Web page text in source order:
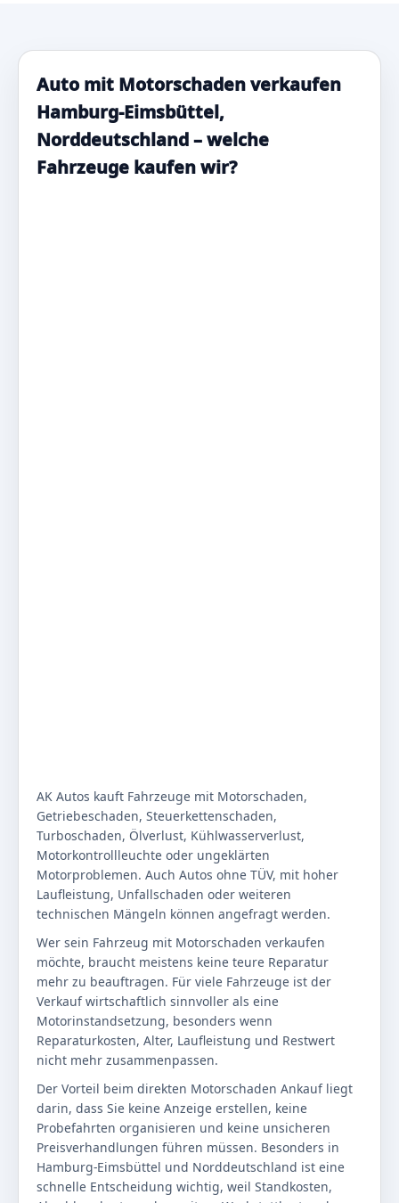
Auto mit Motorschaden verkaufen
Hamburg-Eimsbüttel,
Norddeutschland – welche
Fahrzeuge kaufen wir?
AK Autos kauft Fahrzeuge mit Motorschaden,
Getriebeschaden, Steuerkettenschaden,
Turboschaden, Ölverlust, Kühlwasserverlust,
Motorkontrollleuchte oder ungeklärten
Motorproblemen. Auch Autos ohne TÜV, mit hoher
Laufleistung, Unfallschaden oder weiteren
technischen Mängeln können angefragt werden.
Wer sein Fahrzeug mit Motorschaden verkaufen
möchte, braucht meistens keine teure Reparatur
mehr zu beauftragen. Für viele Fahrzeuge ist der
Verkauf wirtschaftlich sinnvoller als eine
Motorinstandsetzung, besonders wenn
Reparaturkosten, Alter, Laufleistung und Restwert
nicht mehr zusammenpassen.
Der Vorteil beim direkten Motorschaden Ankauf liegt
darin, dass Sie keine Anzeige erstellen, keine
Probefahrten organisieren und keine unsicheren
Preisverhandlungen führen müssen. Besonders in
Hamburg-Eimsbüttel und Norddeutschland ist eine
schnelle Entscheidung wichtig, weil Standkosten,